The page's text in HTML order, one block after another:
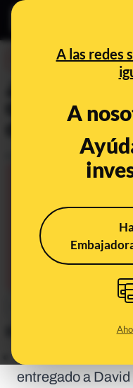
A las redes
A
¿Qué
que se ha
de
Oct 14, 2021,
El Nobel de
entregado a